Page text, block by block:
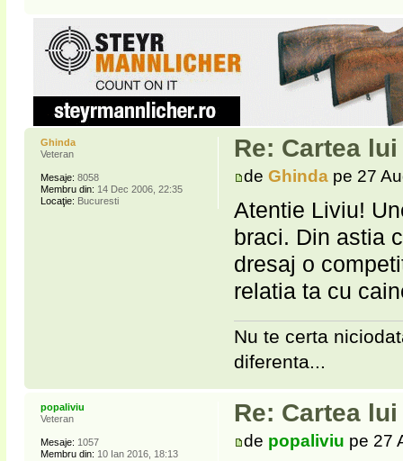
Re: Cartea
deGhinda pe 27
Atentie Liviu!
braci. Din astia
dresaj o
relatia ta cu
Nu te certa
diferenta...
Ghinda
Veteran
Mesaje: 8058
Membru din: 14 Dec 2006, 22:35
Locaţie: Bucuresti
Re: Cartea
de popaliviu pe 27
popaliviu
Veteran
Mesaje: 1057
Membru din: 10 Ian 2016, 18:13